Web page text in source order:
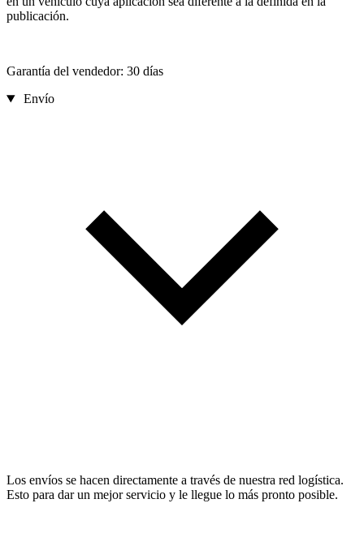
publicación.
Garantía del vendedor: 30 días
Envío
Los envíos se hacen directamente a través de nuestra red logística.
Esto para dar un mejor servicio y le llegue lo más pronto posible.